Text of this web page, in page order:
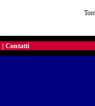
| Contatti